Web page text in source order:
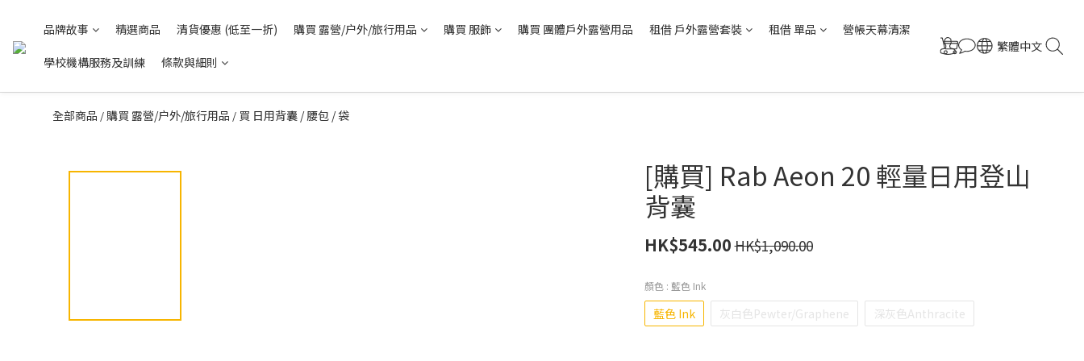
品牌故事 精選商品 清貨優惠 (低至一折) 購買 露營/户外/旅行用品 購買 服飾 購買 團體戶外露營用品 租借 戶外露營套裝 租借 單品 營帳天幕清潔
學校機構服務及訓練 條款與細則
繁體中文
全部商品 / 購買 露營/户外/旅行用品 / 買 日用背囊 / 腰包 / 袋
[購買] Rab Aeon 20 輕量日用登山
背囊
HK$545.00HK$1,090.00
顏色 : 藍色 Ink
藍色 Ink 灰白色Pewter/Graphene 深灰色Anthracite